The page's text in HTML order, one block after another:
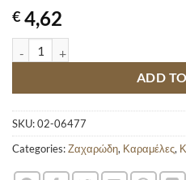
€ 4,62
JELLY POPS ΖΕΛΕΔΑΚΙΑ ΜΕ
ADD
SKU:02-06477
Categories:Ζαχαρώδη, Καραμέλες,